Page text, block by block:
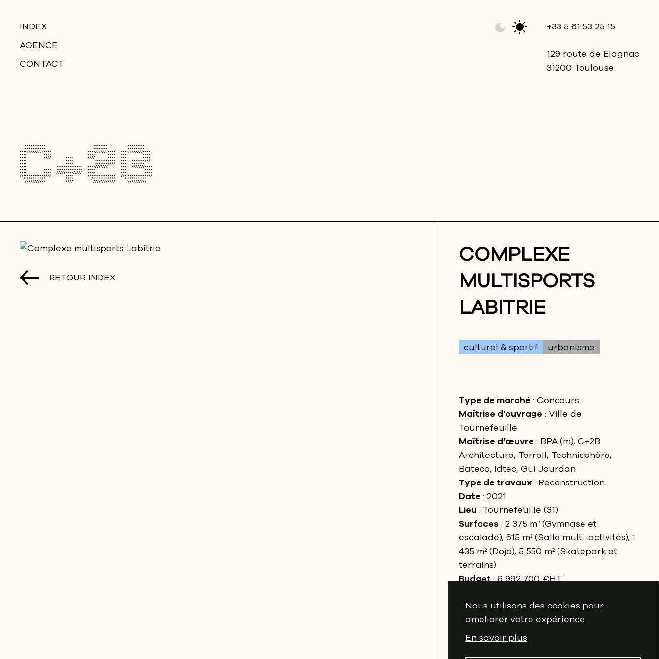
INDEX
AGENCE
CONTACT
+33 5 61 53 25 15
129 route de Blagnac
31200 Toulouse
Nous utilisons des cookies pour
améliorer votre expérience.
En savoir plus
RETOUR INDEX
COMPLEXE
MULTISPORTS
LABITRIE
culturel & sportif urbanisme
Type de marché : Concours
Maîtrise d’ouvrage : Ville de
Tournefeuille
Maîtrise d’œuvre : BPA (m), C+2B
Architecture, Terrell, Technisphère,
Bateco, Idtec, Gui Jourdan
Type de travaux : Reconstruction
Date : 2021
Lieu : Tournefeuille (31)
Surfaces : 2 375 m² (Gymnase et
escalade), 615 m² (Salle multi-activités), 1
435 m² (Dojo), 5 550 m² (Skatepark et
terrains)
Budget: 6 992 700 €HT
Image: BPA